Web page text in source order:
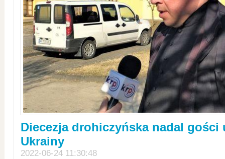
Diecezja drohiczyńska nadal gości
Ukrainy
2022-06-24 11:30:48